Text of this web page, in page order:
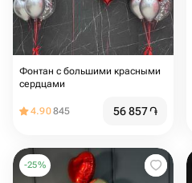
Фонтан с большими красными
сердцами
4.90845 56 857֏
-25%